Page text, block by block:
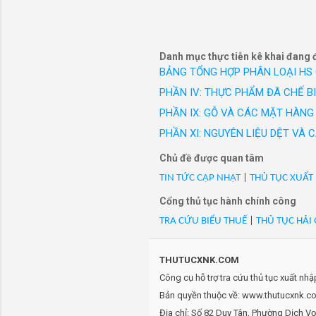
PET, Silicon, item:
- Mã Hs 95062900:
hơi(dụng cụ thể thao dưới
- Mã Hs 95062900: Ống
Silicon, item: ITM2412-
- Mã Hs 95062900: Phao
- Mã Hs 95062900: Soric-
- Mã Hs 95062900: SUP
- Mã Hs 95062900: SUP
- Mã Hs 95062900: Thảm
990452087, 1 PKG = 15
- Mã Hs 95062900: Ván
Danh mục thực tiễn kê khai đang
BẢNG TỔNG HỢP PHÂN LOẠI HS
PHẦN IV: THỰC PHẨM ĐÃ CHẾ
PHẦN IX: GỖ VÀ CÁC MẶT
PHẦN XI: NGUYÊN LIỆU DỆT VÀ
Chủ đề được quan tâm
TIN TỨC CẬP NHẬT| THỦ TỤC
Cổng thủ tục hành chính công
TRA CỨU BIỂU THUẾ THỦ TỤC HẢI
THUTUCXNK.COM
Công cụ hỗ trợ tra cứu thủ tục xuất
Bản quyền thuộc về:
Địa chỉ: Số 82 Duy Tân, Phường Dịch